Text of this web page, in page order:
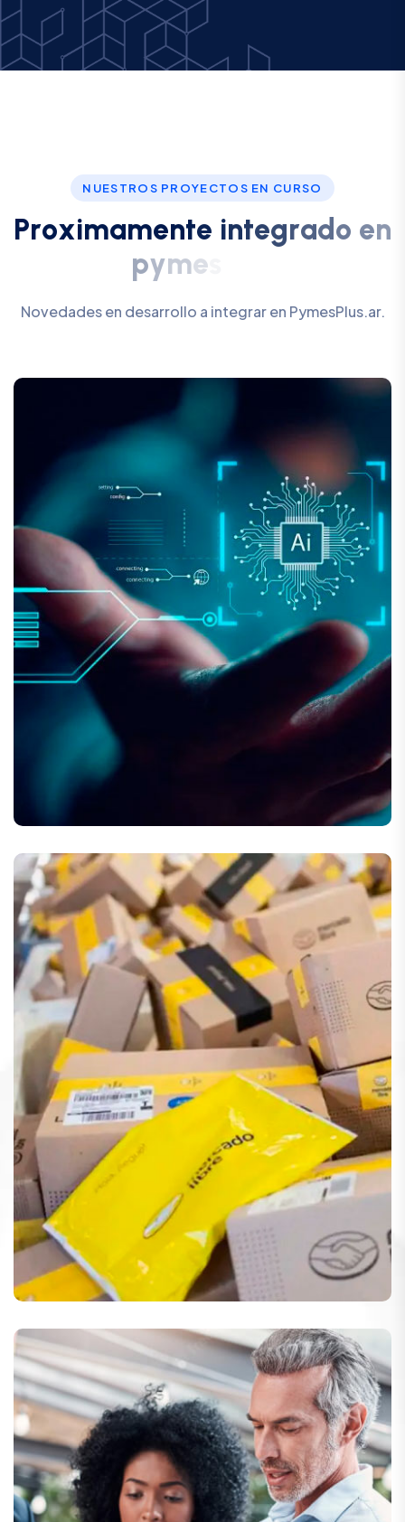
NUESTROS PROYECTOS EN CURSO
Proximamente integrado en
pyme
Novedades en desarrollo a integrar en PymesPlus.ar.